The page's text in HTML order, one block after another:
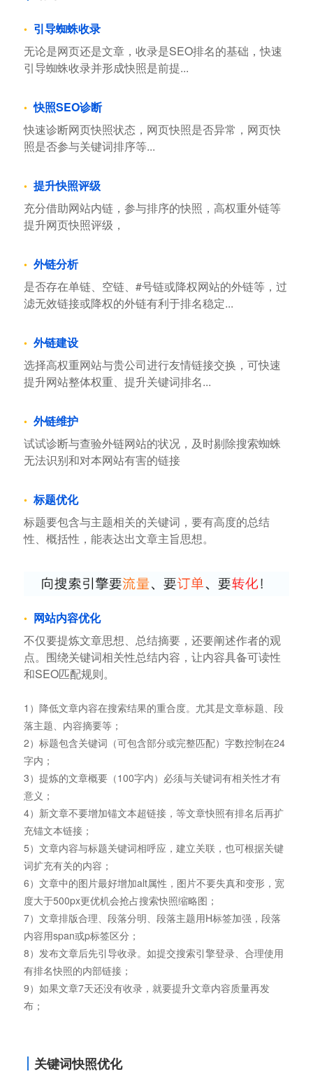
引导蜘蛛收录
无论是网页还是文章，收录是SEO排名的基础，快速
引导蜘蛛收录并形成快照是前提...
快照SEO诊断
快速诊断网页快照状态，网页快照是否异常，网页快
照是否参与关键词排序等...
提升快照评级
充分借助网站内链，参与排序的快照，高权重外链等
提升网页快照评级，
外链分析
是否存在单链、空链、#号链或降权网站的外链等，过
滤无效链接或降权的外链有利于排名稳定...
外链建设
选择高权重网站与贵公司进行友情链接交换，可快速
提升网站整体权重、提升关键词排名...
外链维护
试试诊断与查验外链网站的状况，及时剔除搜索蜘蛛
无法识别和对本网站有害的链接
标题优化
标题要包含与主题相关的关键词，要有高度的总结
性、概括性，能表达出文章主旨思想。
网站内容优化
不仅要提炼文章思想、总结摘要，还要阐述作者的观
点。围绕关键词相关性总结内容，让内容具备可读性
和SEO匹配规则。
1）降低文章内容在搜索结果的重合度。尤其是文章标题、段
落主题、内容摘要等；
2）标题包含关键词（可包含部分或完整匹配）字数控制在24
字内；
3）提炼的文章概要（100字内）必须与关键词有相关性才有
意义；
4）新文章不要增加锚文本超链接，等文章快照有排名后再扩
充锚文本链接；
5）文章内容与标题关键词相呼应，建立关联，也可根据关键
词扩充有关的内容；
6）文章中的图片最好增加alt属性，图片不要失真和变形，宽
度大于500px更优机会抢占搜索快照缩略图；
7）文章排版合理、段落分明、段落主题用H标签加强，段落
内容用span或p标签区分；
8）发布文章后先引导收录。如提交搜索引擎登录、合理使用
有排名快照的内部链接；
9）如果文章7天还没有收录，就要提升文章内容质量再发
布；
关键词快照优化